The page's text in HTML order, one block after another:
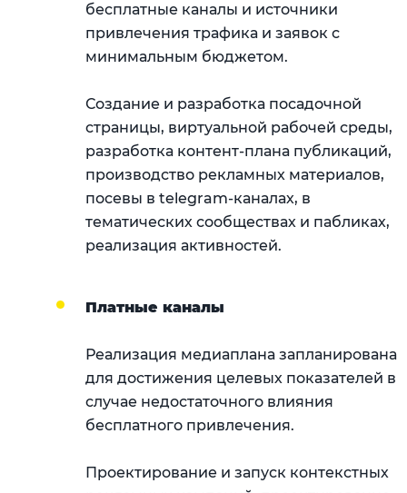
бесплатные каналы и источники
привлечения трафика и заявок с
минимальным бюджетом.
Создание и разработка посадочной
страницы, виртуальной рабочей среды,
разработка контент-плана публикаций,
производство рекламных материалов,
посевы в telegram-каналах, в
тематических сообществах и пабликах,
реализация активностей.
Платные каналы
Реализация медиаплана запланирована
для достижения целевых показателей в
случае недостаточного влияния
бесплатного привлечения.
Проектирование и запуск контекстных